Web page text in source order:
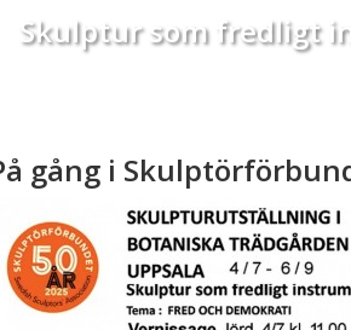
Skulptur som fredligt
gång i